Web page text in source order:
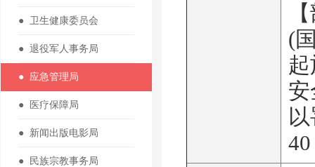
● 卫生健康委员会
● 退役军人事务局
● 应急管理局
● 医疗保障局
● 新闻出版电影局
● 民族宗教事务局
(